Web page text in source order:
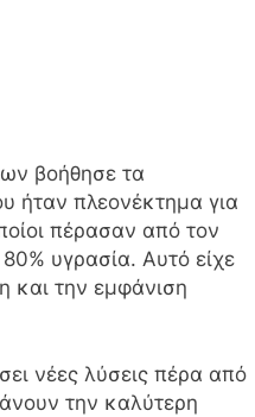
βοήθησε τα
ήταν πλεονέκτημα για
πέρασαν από τον
υγρασία. Αυτό είχε
και την εμφάνιση
νέες λύσεις πέρα ​​από
την καλύτερη